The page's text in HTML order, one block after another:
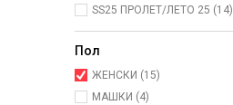
SS25 ПРОЛЕТ/ЛЕТО 25 (14)
Пол
ЖЕНСКИ (15)
МАШКИ (4)